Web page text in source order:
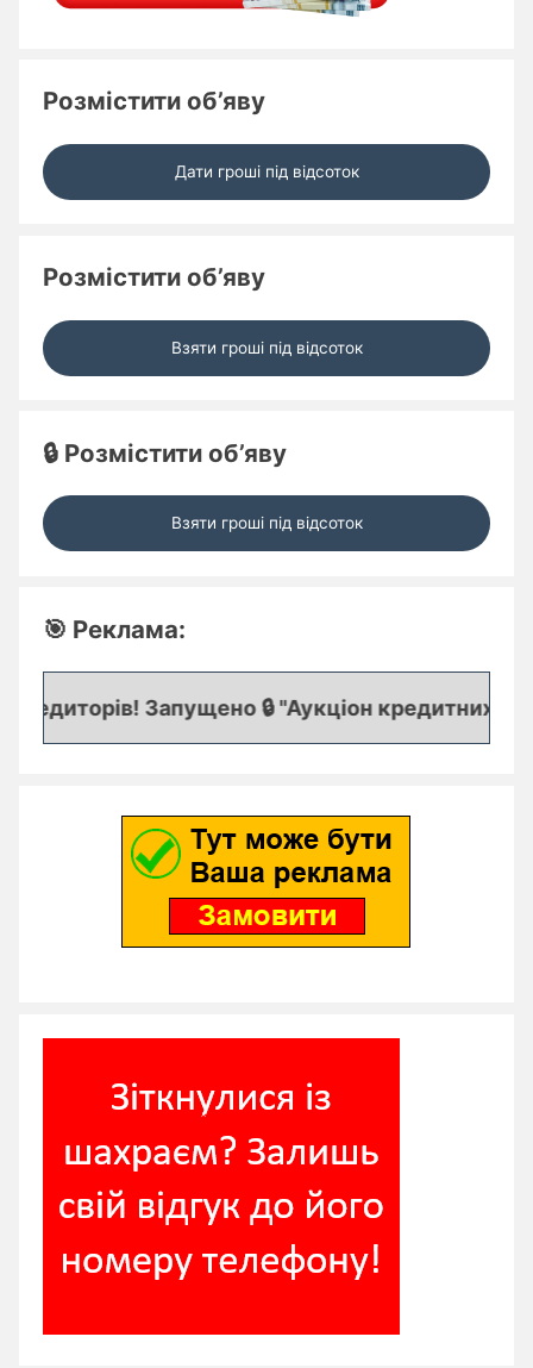
Розмістити об’яву
Дати гроші під відсоток
Розмістити об’яву
Взяти гроші під відсоток
🔒 Розмістити об’яву
Взяти гроші під відсоток
🎯 Реклама:
Запущено 🔒 "Аукціон кредитних